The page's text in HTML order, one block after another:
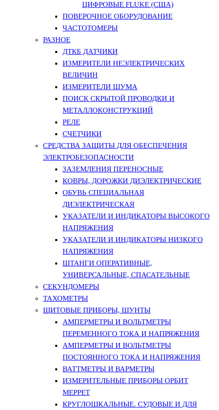
ЦИФРОВЫЕ FLUKE (США)
ПОВЕРОЧНОЕ ОБОРУДОВАНИЕ
ЧАСТОТОМЕРЫ
РАЗНОЕ
ДТКБ ДАТЧИКИ
ИЗМЕРИТЕЛИ НЕЭЛЕКТРИЧЕСКИХ
ВЕЛИЧИН
ИЗМЕРИТЕЛИ ШУМА
ПОИСК СКРЫТОЙ ПРОВОДКИ И
МЕТАЛЛОКОНСТРУКЦИЙ
РЕЛЕ
СЧЕТЧИКИ
СРЕДСТВА ЗАЩИТЫ ДЛЯ ОБЕСПЕЧЕНИЯ
ЭЛЕКТРОБЕЗОПАСНОСТИ
ЗАЗЕМЛЕНИЯ ПЕРЕНОСНЫЕ
КОВРЫ, ДОРОЖКИ ДИЭЛЕКТРИЧЕСКИЕ
ОБУВЬ СПЕЦИАЛЬНАЯ
ДИЭЛЕКТРИЧЕСКАЯ
УКАЗАТЕЛИ И ИНДИКАТОРЫ ВЫСОКОГО
НАПРЯЖЕНИЯ
УКАЗАТЕЛИ И ИНДИКАТОРЫ НИЗКОГО
НАПРЯЖЕНИЯ
ШТАНГИ ОПЕРАТИВНЫЕ,
УНИВЕРСАЛЬНЫЕ, СПАСАТЕЛЬНЫЕ
СЕКУНДОМЕРЫ
ТАХОМЕТРЫ
ЩИТОВЫЕ ПРИБОРЫ, ШУНТЫ
АМПЕРМЕТРЫ И ВОЛЬТМЕТРЫ
ПЕРЕМЕННОГО ТОКА И НАПРЯЖЕНИЯ
АМПЕРМЕТРЫ И ВОЛЬТМЕТРЫ
ПОСТОЯННОГО ТОКА И НАПРЯЖЕНИЯ
ВАТТМЕТРЫ И ВАРМЕТРЫ
ИЗМЕРИТЕЛЬНЫЕ ПРИБОРЫ ОРБИТ
МЕРРЕТ
КРУГЛОШКАЛЬНЫЕ. СУДОВЫЕ И ДЛЯ